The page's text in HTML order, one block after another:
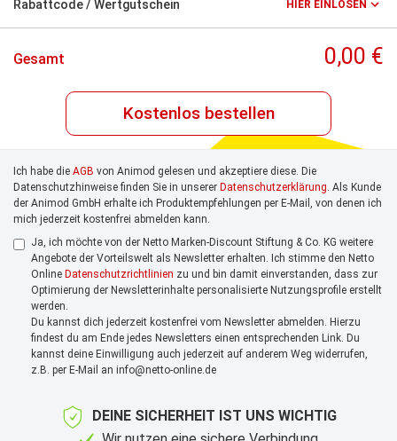
Rabattcode / Wertgutschein HIER EINLÖSEN
Gesamt 0,00 €
Kostenlos bestellen
Ich habe die AGB von Animod gelesen und akzeptiere diese. Die
Datenschutzhinweise finden Sie in unserer Datenschutzerklärung. Als Kunde
der Animod GmbH erhalte ich Produktempfehlungen per E-Mail, von denen ich
mich jederzeit kostenfrei abmelden kann.
Ja, ich möchte von der Netto Marken-Discount Stiftung & Co. KG weitere
Angebote der Vorteilswelt als Newsletter erhalten. Ich stimme den Netto
Online Datenschutzrichtlinien zu und bin damit einverstanden, dass zur
Optimierung der Newsletterinhalte personalisierte Nutzungsprofile erstellt
werden.
Du kannst dich jederzeit kostenfrei vom Newsletter abmelden. Hierzu
findest du am Ende jedes Newsletters einen entsprechenden Link. Du
kannst deine Einwilligung auch jederzeit auf anderem Weg widerrufen,
z.B. per E-Mail an info@netto-online.de
DEINE SICHERHEIT IST UNS WICHTIG